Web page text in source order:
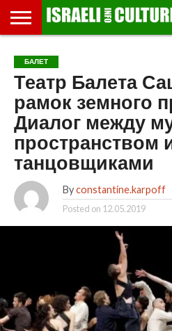
МУЗЕИ
СТРАНА
ФЕСТИВАЛЕЙ
ТЕАТР
КНИГИ.
ТЕКСТЫ
МУЗЫКА
РЕЛИГИЯ/
ИСТОРИЯ
ДВИЖЕНИЕ
ДЕТИ
ВЫХОДНОГО
ДНЯ
МАРШРУТЫ
ПРОГУЛЬЩИКА
ВИДЕО-
РЕЧИ
ВПЕЧАТЛЕНИЯ
ВСТРЕЧИ
И
ЛЕКЦИИ
ИНТЕРВЬЮ
КИНО
TEL
AVIV
GLOBAL
БАЛЕТ
Театр Балета
рамок земного
Диалог между
пространством
танцовщиками
By constantine.karpoff
Posted on 12.05.2019